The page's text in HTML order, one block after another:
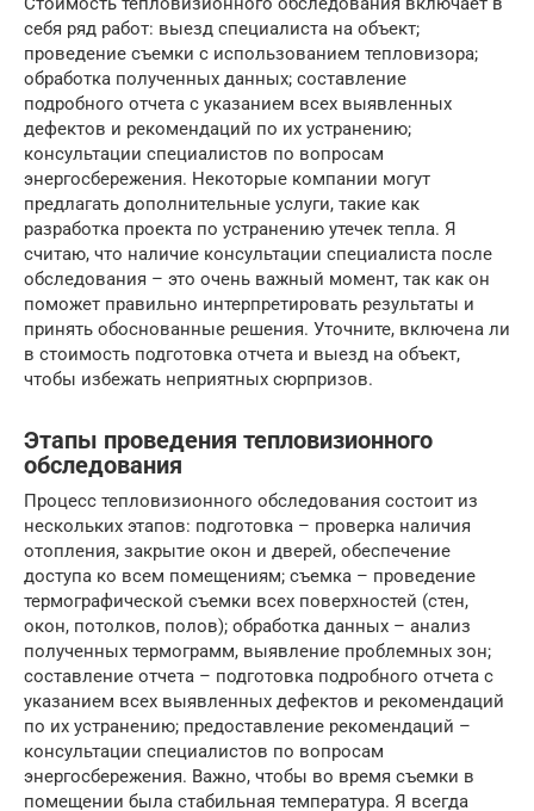
себя ряд работ: выезд специалиста на объект;
проведение съемки с использованием тепловизора;
обработка полученных данных; составление
подробного отчета с указанием всех выявленных
дефектов и рекомендаций по их устранению;
консультации специалистов по вопросам
энергосбережения. Некоторые компании могут
предлагать дополнительные услуги, такие как
разработка проекта по устранению утечек тепла. Я
считаю, что наличие консультации специалиста после
обследования – это очень важный момент, так как он
поможет правильно интерпретировать результаты и
принять обоснованные решения. Уточните, включена ли
в стоимость подготовка отчета и выезд на объект,
чтобы избежать неприятных сюрпризов.
Этапы проведения тепловизионного
обследования
Процесс тепловизионного обследования состоит из
нескольких этапов: подготовка – проверка наличия
отопления, закрытие окон и дверей, обеспечение
доступа ко всем помещениям; съемка – проведение
термографической съемки всех поверхностей (стен,
окон, потолков, полов); обработка данных – анализ
полученных термограмм, выявление проблемных зон;
составление отчета – подготовка подробного отчета с
указанием всех выявленных дефектов и рекомендаций
по их устранению; предоставление рекомендаций –
консультации специалистов по вопросам
энергосбережения. Важно, чтобы во время съемки в
помещении была стабильная температура. Я всегда